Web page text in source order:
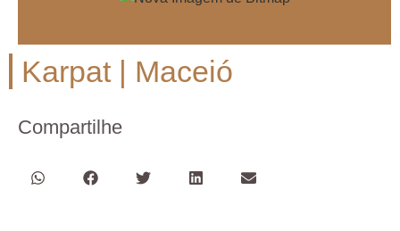
Karpat | Maceió
Compartilhe